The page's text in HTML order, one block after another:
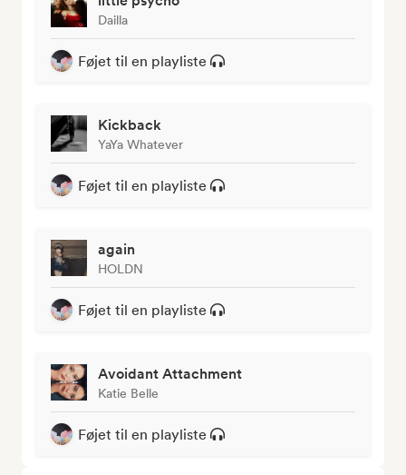
Dailla
Føjet til en playliste
Kickback
YaYa Whatever
Føjet til en playliste
again
HOLDN
Føjet til en playliste
Avoidant Attachment
Katie Belle
Føjet til en playliste